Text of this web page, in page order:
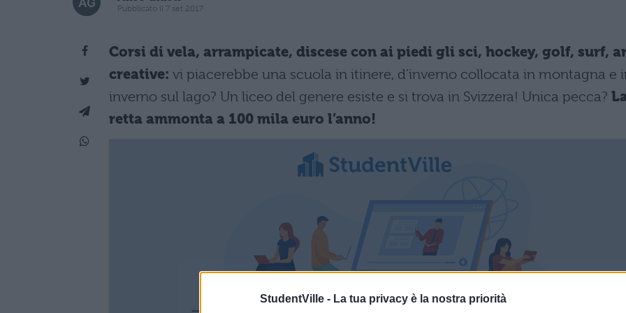
StudentVille - La tua privacy è la nostra priorità
Pubblicato il 7 set 2017
Corsi di vela, arrampicate, discese con ai piedi gli sci, hockey, golf, surf,
creative: vi piacerebbe una scuola in itinere, d’inverno collocata in montagna e
inverno sul lago? Un liceo del genere esiste e si trova in Svizzera! Unica pecca?
retta ammonta a 100 mila euro l’anno!